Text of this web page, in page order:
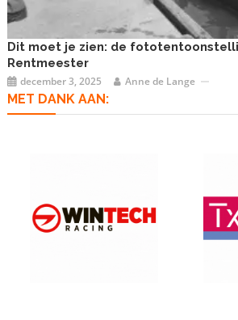
Dit moet je zien: de
Rentmeester
december 3, 2025 Anne de Lange
MET DANK AAN: